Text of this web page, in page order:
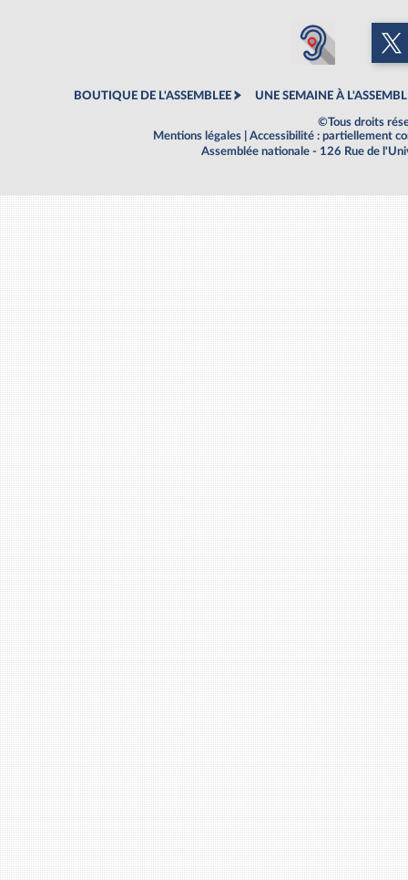
BOUTIQUE DE L'ASSEMBLEE UNE SEMAINE À
©Tous droits
Mentions légales
Accessibilité : partiellement
Assemblée nationale - 126 Rue de